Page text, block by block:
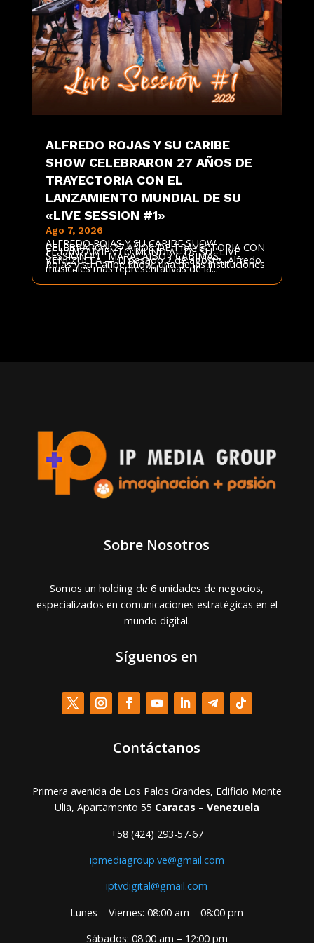
ALFREDO ROJAS Y SU CARIBE
SHOW CELEBRARON 27 AÑOS DE
TRAYECTORIA CON EL
LANZAMIENTO MUNDIAL DE SU
«LIVE SESSION #1»
Ago 7, 2026
ALFREDO ROJAS Y SU CARIBE SHOW
CELEBRARON 27 AÑOS DE TRAYECTORIA CON
EL LANZAMIENTO MUNDIAL DE SU "LIVE
SESSION #1" MARACAIBO / CABIMAS,
VENEZUELA — El pasado 2 de agosto, Alfredo
Rojas y su Caribe Show, una de las instituciones
musicales más representativas de la...
Sobre Nosotros
Somos un holding de 6 unidades de negocios,
especializados en comunicaciones estratégicas en el
mundo digital.
Síguenos en
Contáctanos
Primera avenida de Los Palos Grandes, Edificio Monte
Ulia, Apartamento 55 Caracas – Venezuela
+58 (424) 293-57-67
ipmediagroup.ve@gmail.com
iptvdigital@gmail.com
Lunes – Viernes: 08:00 am – 08:00 pm
Sábados: 08:00 am – 12:00 pm